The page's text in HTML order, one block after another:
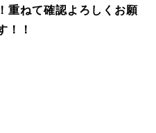
重ねて確認よろしくお願
！！